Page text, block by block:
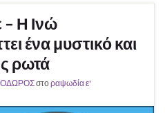
Η Ινώ
ένα μυστικό και
ρωτά
στοραψωδία ε'